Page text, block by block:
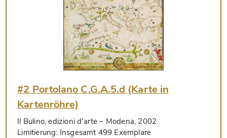
#2 Portolano C.G.A.5.d (Karte in
Kartenröhre)
Il Bulino, edizioni d'arte – Modena, 2002
Limitierung: Insgesamt 499 Exemplare